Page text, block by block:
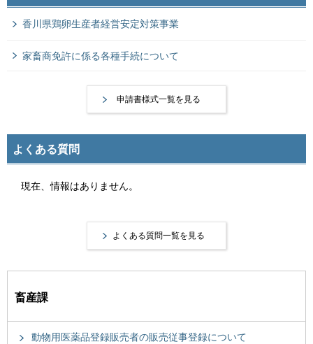
香川県鶏卵生産者経営安定対策事業
家畜商免許に係る各種手続について
申請書様式一覧を見る
よくある質問
現在、情報はありません。
よくある質問一覧を見る
畜産課
動物用医薬品登録販売者の販売従事登録について